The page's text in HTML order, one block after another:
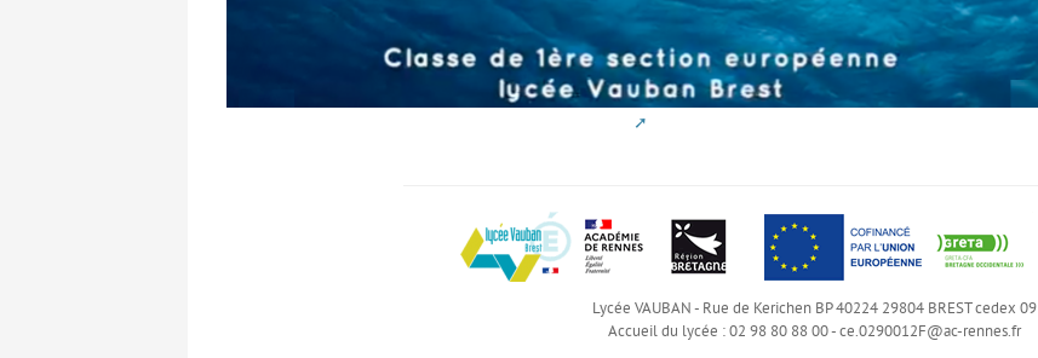
Lycée VAUBAN - Rue de Kerichen BP 40224 29804 BREST cedex 09
Accueil du lycée : 02 98 80 88 00 - ce.0290012F@ac-rennes.fr